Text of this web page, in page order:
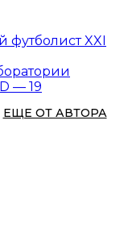
XXI
— 19
ЕЩЕ ОТ АВТОРА